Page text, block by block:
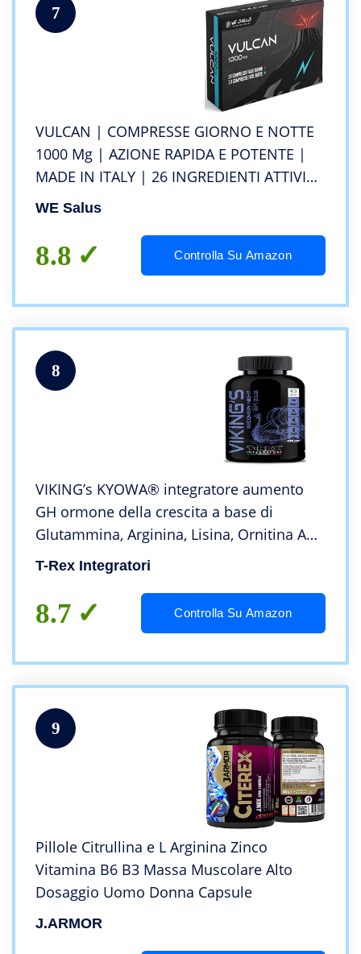
7
VULCAN | COMPRESSE GIORNO E NOTTE
1000 Mg | AZIONE RAPIDA E POTENTE |
MADE IN ITALY | 26 INGREDIENTI ATTIVI
TRA CUI ARGININA, TRIBULUS, MACA E
TESTOSTERONE ED ENERGIZZANTE
WE Salus
8.8 Controlla Su Amazon
8
VIKING’s KYOWA® integratore aumento
GH ormone della crescita a base di
Glutammina, Arginina, Lisina, Ornitina AKG
e Acido Aspartico | NOx Boost |Kyowa
T-Rex Integratori
8.7 Controlla Su Amazon
9
Pillole Citrullina e L Arginina Zinco
Vitamina B6 B3 Massa Muscolare Alto
Dosaggio Uomo Donna Capsule
J.ARMOR